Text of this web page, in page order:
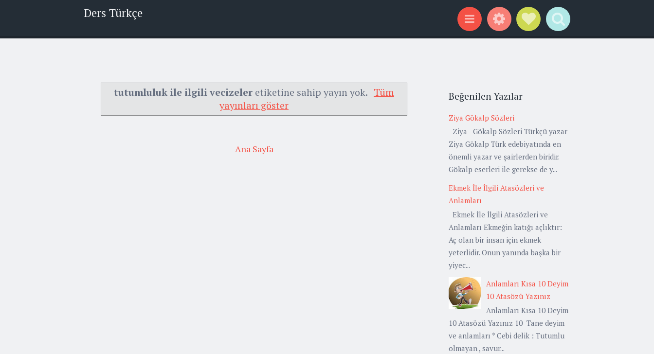
Ders Türkçe
Menu WidgetsSocial Links
Search
tutumluluk ile ilgili vecizeler etiketine sahip yayın yok. Tüm
yayınları göster
Ana Sayfa
Beğenilen Yazılar
Ziya Gökalp Sözleri
Ziya Gökalp Sözleri Türkçü yazar
Ziya Gökalp Türk edebiyatında en
önemli yazar ve şairlerden biridir.
Gökalp eserleri ile gerekse de y...
Ekmek İle İlgili Atasözleri ve
Anlamları
Ekmek İle İlgili Atasözleri ve
Anlamları Ekmeğin katığı açlıktır:
Aç olan bir insan için ekmek
yeterlidir. Onun yanında başka bir
yiyec...
Anlamları Kısa 10 Deyim
10 Atasözü Yazınız
Anlamları Kısa 10 Deyim
10 Atasözü Yazınız 10 Tane deyim
ve anlamları * Cebi delik : Tutumlu
olmayan , savur...